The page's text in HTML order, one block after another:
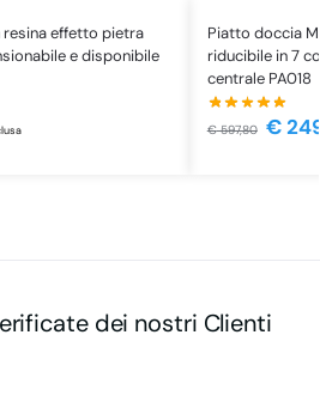
effetto pietra
e disponibile
Piatto doccia
riducibile in 7
centrale PA018
€597,80 €
dei nostri Clienti